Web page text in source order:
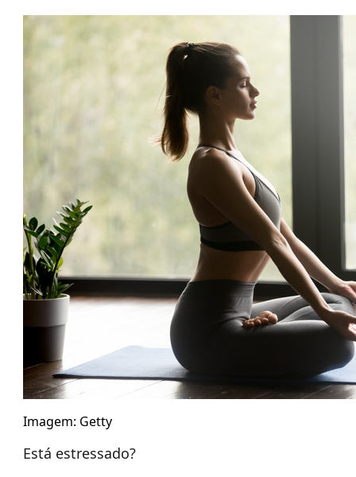
Imagem: Getty
Está estressado?